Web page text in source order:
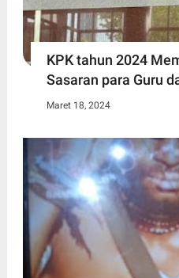
KPK tahun 2024
Sasaran para Guru
Maret 18, 2024